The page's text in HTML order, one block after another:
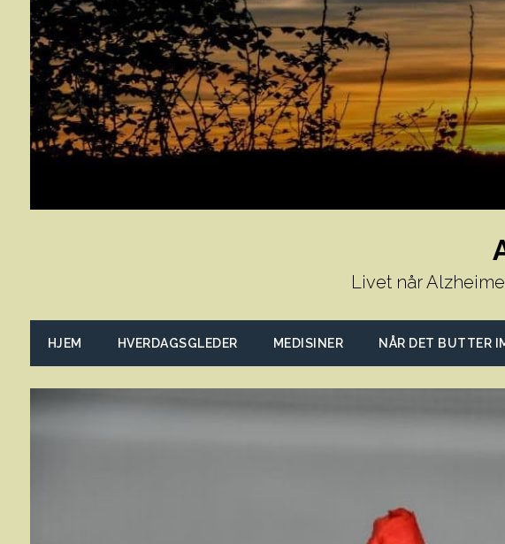
Livet når
HJEM HVERDAGSGLEDER MEDISINER NÅR DET BUTTER